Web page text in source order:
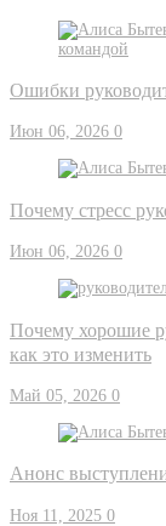
Ошибки
Июн 06, 2026 0
Почему стресс
Июн 06, 2026 0
Почему хорошие
как это изменить
Май 05, 2026 0
Анонс
Ноя 11, 2025 0